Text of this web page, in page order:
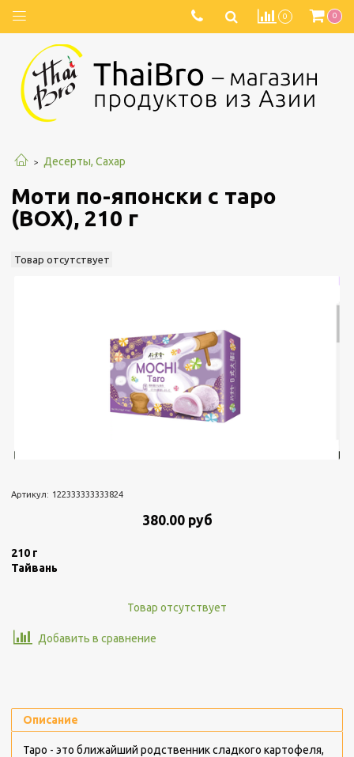
0 0
Десерты, Сахар
Моти по-японски с таро
(BOX), 210 г
Товар отсутствует
Артикул: 122333333333824
380.00 руб
210 г
Тайвань
Товар отсутствует
Добавить в сравнение
Описание
Таро - это ближайший родственник сладкого картофеля,